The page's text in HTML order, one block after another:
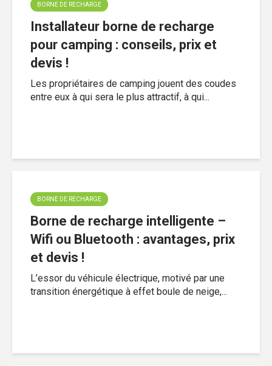
BORNE DE RECHARGE
Installateur borne de recharge
pour camping : conseils, prix et
devis !
Les propriétaires de camping jouent des coudes
entre eux à qui sera le plus attractif, à qui...
BORNE DE RECHARGE
Borne de recharge intelligente –
Wifi ou Bluetooth : avantages, prix
et devis !
L’essor du véhicule électrique, motivé par une
transition énergétique à effet boule de neige,...